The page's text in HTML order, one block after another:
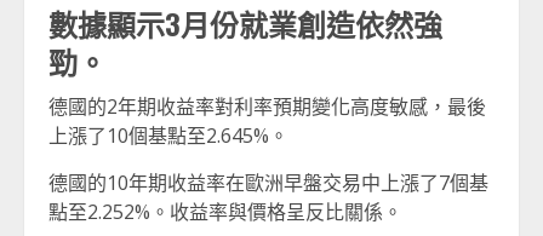
數據顯示3月份就業創造依然強
勁。
德國的2年期收益率對利率預期變化高度敏感，最後
上漲了10個基點至2.645%。
德國的10年期收益率在歐洲早盤交易中上漲了7個基
點至2.252%。收益率與價格呈反比關係。